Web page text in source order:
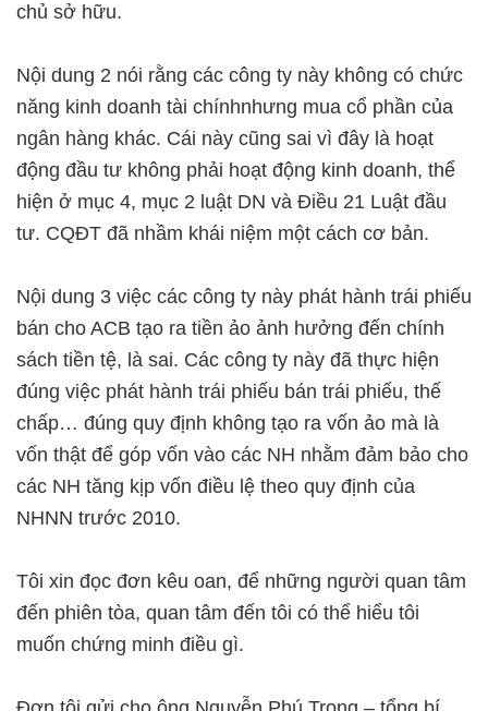
chủ sở hữu.
Nội dung 2 nói rằng các công ty này không có chức
năng kinh doanh tài chínhnhưng mua cổ phần của
ngân hàng khác. Cái này cũng sai vì đây là hoạt
động đầu tư không phải hoạt động kinh doanh, thể
hiện ở mục 4, mục 2 luật DN và Điều 21 Luật đầu
tư. CQĐT đã nhầm khái niệm một cách cơ bản.
Nội dung 3 việc các công ty này phát hành trái phiếu
bán cho ACB tạo ra tiền ảo ảnh hưởng đến chính
sách tiền tệ, là sai. Các công ty này đã thực hiện
đúng việc phát hành trái phiếu bán trái phiếu, thế
chấp… đúng quy định không tạo ra vốn ảo mà là
vốn thật để góp vốn vào các NH nhằm đảm bảo cho
các NH tăng kịp vốn điều lệ theo quy định của
NHNN trước 2010.
Tôi xin đọc đơn kêu oan, để những người quan tâm
đến phiên tòa, quan tâm đến tôi có thể hiểu tôi
muốn chứng minh điều gì.